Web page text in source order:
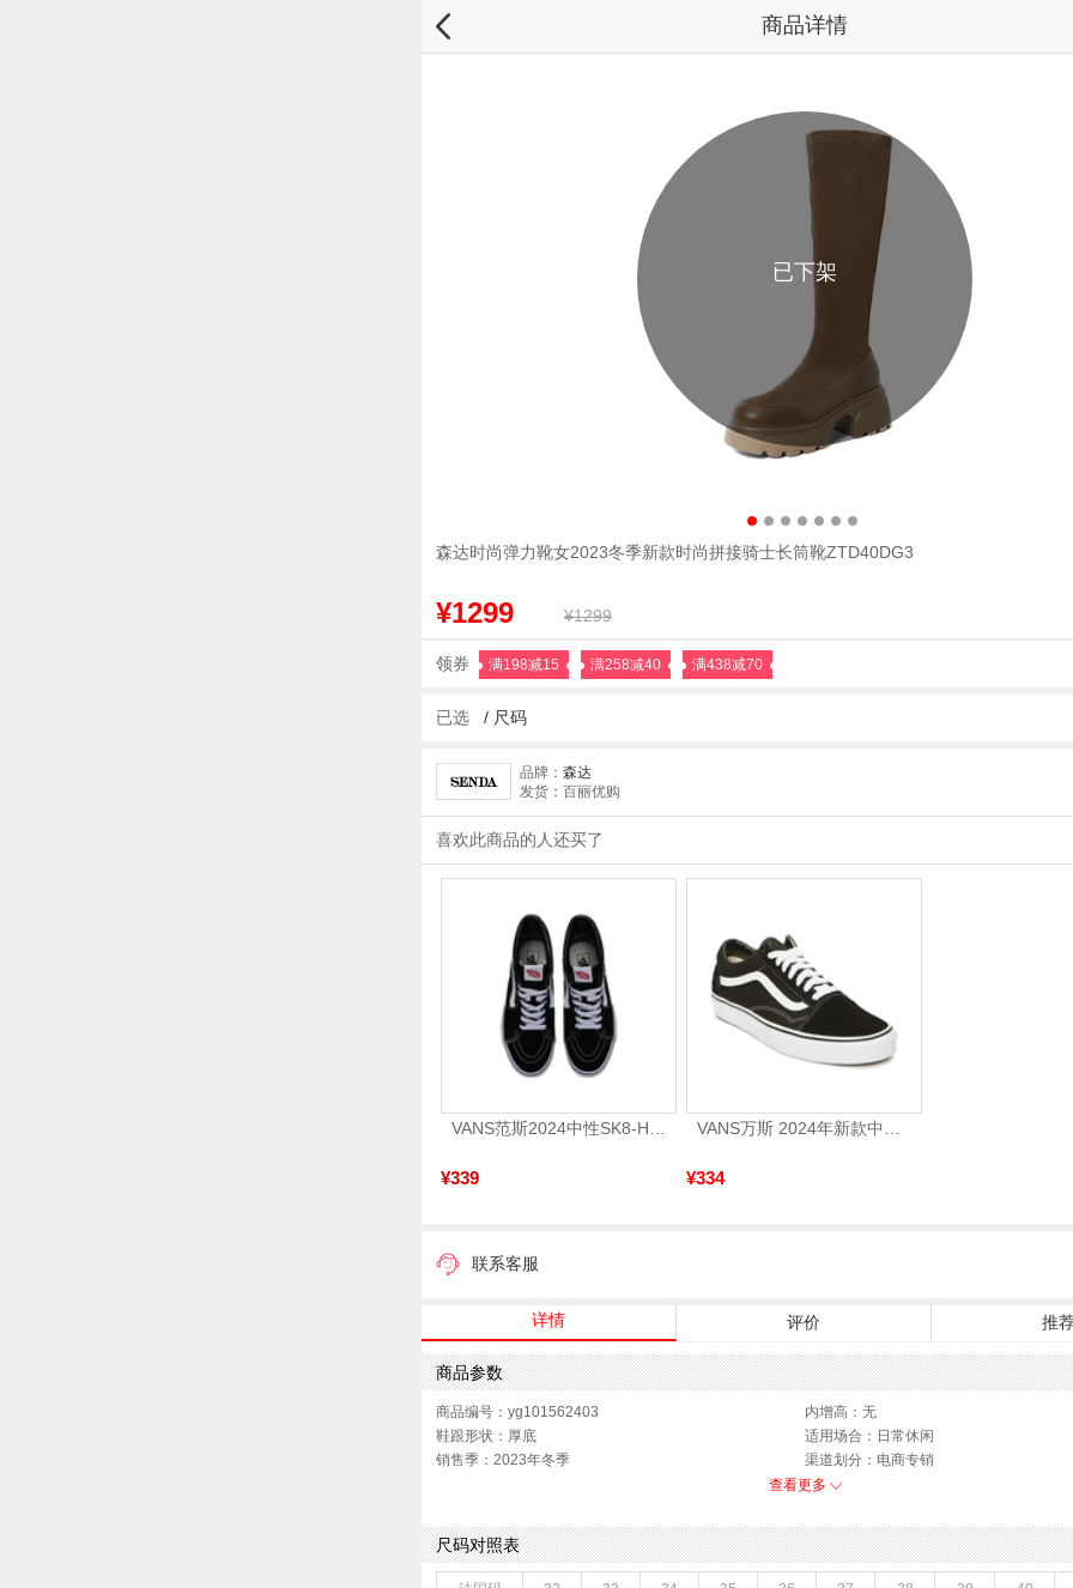
商品详情
已下架
森达时尚弹力靴女2023冬季新款时尚拼接骑士长筒靴ZTD40DG3
¥1299 ¥1299
领券 满198减15 满258减40 满438减70
已选 / 尺码
品牌： 森达
发货：百丽优购
喜欢此商品的人还买了
¥339 ¥334
联系客服
详情 评价 推
商品参数
商品编号：yg101562403
内增高：无
鞋跟形状：厚底
适用场合：日常休闲
销售季：2023年冬季
渠道划分：电商专销
鞋底材质：PU
色系：棕色
鞋类流行款式：长靴
流行元素：纯色
靴筒筒面材质：复合材料,织物面料
参考标准尺码：36码
闭合方式：套脚
查看更多
尺码对照表